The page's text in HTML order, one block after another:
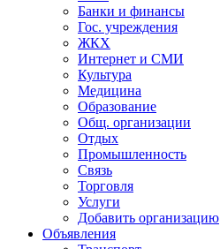
Банки и финансы
Гос. учреждения
ЖКХ
Интернет и СМИ
Культура
Медицина
Образование
Общ. организации
Отдых
Промышленность
Связь
Торговля
Услуги
Добавить организацию
Объявления